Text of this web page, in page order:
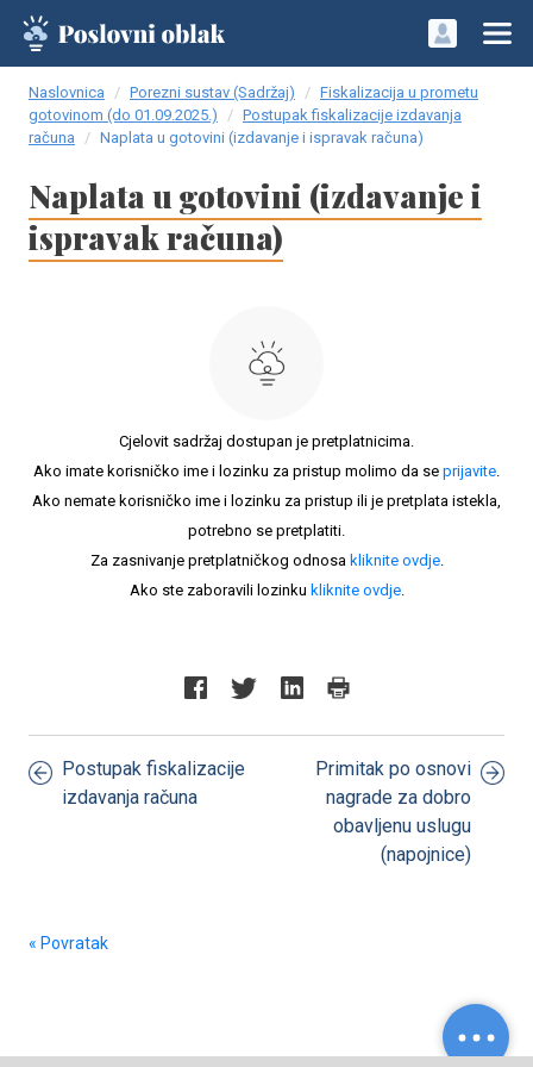
Naslovnica Porezni sustav (Sadržaj)
Fiskalizacija u prometu
gotovinom (do 01.09.2025.)
Postupak fiskalizacije izdavanja
računa
Naplata u gotovini (izdavanje i ispravak računa)
Naplata u gotovini (izdavanje i
ispravak računa)
Cjelovit sadržaj dostupan je pretplatnicima.
Ako imate korisničko ime i lozinku za pristup molimo da se prijavite.
Ako nemate korisničko ime i lozinku za pristup ili je pretplata istekla,
potrebno se pretplatiti.
Za zasnivanje pretplatničkog odnosa kliknite ovdje.
Ako ste zaboravili lozinku kliknite ovdje.
Postupak fiskalizacije
izdavanja računa
Primitak po osnovi
nagrade za dobro
obavljenu uslugu
(napojnice)
« Povratak